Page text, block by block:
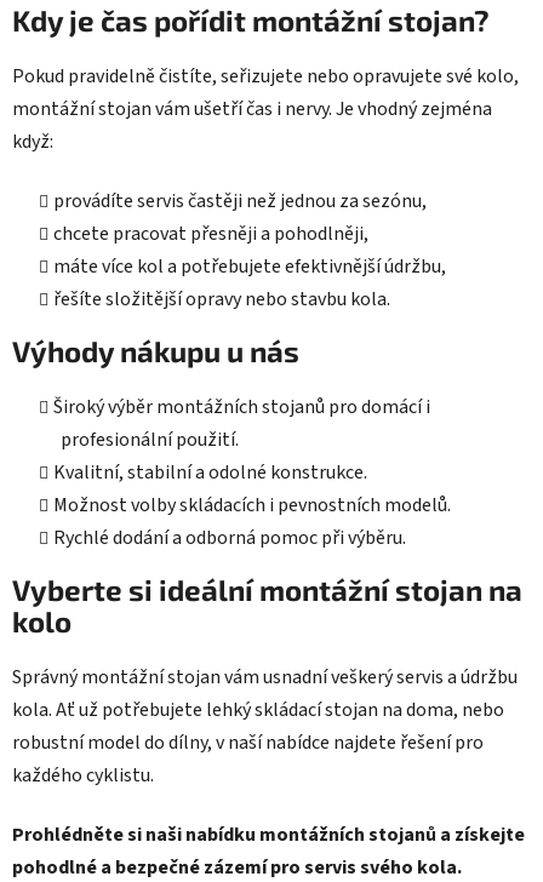
Kdy je čas pořídit montážní stojan?
Pokud pravidelně čistíte, seřizujete nebo opravujete své kolo,
montážní stojan vám ušetří čas i nervy. Je vhodný zejména
když:
provádíte servis častěji než jednou za sezónu,
chcete pracovat přesněji a pohodlněji,
máte více kol a potřebujete efektivnější údržbu,
řešíte složitější opravy nebo stavbu kola.
Výhody nákupu u nás
Široký výběr montážních stojanů pro domácí i
profesionální použití.
Kvalitní, stabilní a odolné konstrukce.
Možnost volby skládacích i pevnostních modelů.
Rychlé dodání a odborná pomoc při výběru.
Vyberte si ideální montážní stojan na
kolo
Správný montážní stojan vám usnadní veškerý servis a údržbu
kola. Ať už potřebujete lehký skládací stojan na doma, nebo
robustní model do dílny, v naší nabídce najdete řešení pro
každého cyklistu.
Prohlédněte si naši nabídku montážních stojanů a získejte
pohodlné a bezpečné zázemí pro servis svého kola.